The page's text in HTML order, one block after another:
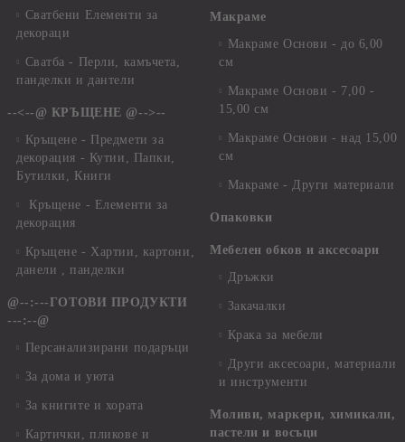
Сватбени Елементи за
декораци
Сватба - Перли, камъчета,
панделки и дантели
--<--@ КРЪЩЕНЕ @-->--
Кръщене - Предмети за
декорация - Кутии, Папки,
Бутилки, Книги
Кръщене - Елементи за
декорация
Кръщене - Хартии, картони,
данели , панделки
@--:---ГОТОВИ ПРОДУКТИ
---:--@
Персанализирани подаръци
За дома и уюта
За книгите и хората
Картички, пликове и
Макраме
Макраме Основи - до 6,00
см
Макраме Основи - 7,00 -
15,00 см
Макраме Основи - над 15,00
см
Макраме - Други материали
Опаковки
Мебелен обков и аксесоари
Дръжки
Закачалки
Крака за мебели
Други аксесоари, материали
и инструменти
Моливи, маркери, химикали,
пастели и восъци